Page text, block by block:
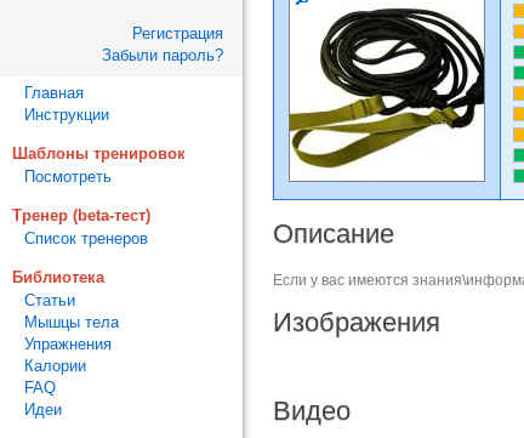
Описание
Если у вас имеются
Изображения
Видео
Регистрация
Забыли пароль?
Главная
Инструкции
Шаблоны тренировок
Посмотреть
Тренер (beta-тест)
Список тренеров
Библиотека
Статьи
Мышцы тела
Упражнения
Калории
FAQ
Идеи